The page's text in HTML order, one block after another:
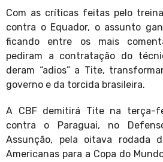
Com as críticas feitas pelo
contra o Equador, o assunto
ficando entre os mais
pediram a contratação do
deram “adios” a Tite,
governo e da torcida brasileira.
A CBF demitirá Tite na terça-
contra o Paraguai, no
Assunção, pela oitava rodada
Americanas para a Copa do